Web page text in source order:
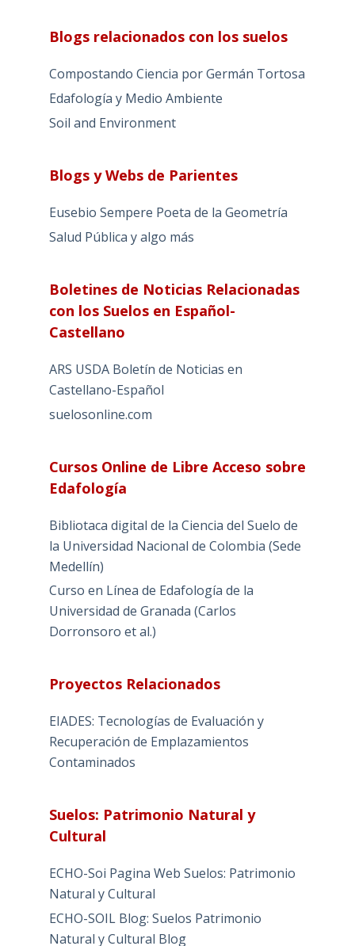
Blogs relacionados con los suelos
Compostando Ciencia por Germán Tortosa
Edafología y Medio Ambiente
Soil and Environment
Blogs y Webs de Parientes
Eusebio Sempere Poeta de la Geometría
Salud Pública y algo más
Boletines de Noticias Relacionadas
con los Suelos en Español-
Castellano
ARS USDA Boletín de Noticias en
Castellano-Español
suelosonline.com
Cursos Online de Libre Acceso sobre
Edafología
Bibliotaca digital de la Ciencia del Suelo de
la Universidad Nacional de Colombia (Sede
Medellín)
Curso en Línea de Edafología de la
Universidad de Granada (Carlos
Dorronsoro et al.)
Proyectos Relacionados
EIADES: Tecnologías de Evaluación y
Recuperación de Emplazamientos
Contaminados
Suelos: Patrimonio Natural y
Cultural
ECHO-Soi Pagina Web Suelos: Patrimonio
Natural y Cultural
ECHO-SOIL Blog: Suelos Patrimonio
Natural y Cultural Blog